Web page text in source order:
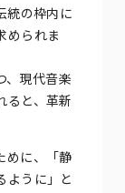
統の枠内に
められま
、現代音楽
ると、革新
めに、「静
ように」と